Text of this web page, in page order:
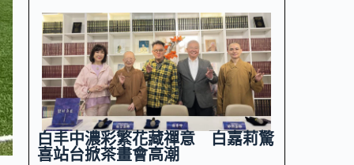
白丰中濃彩繁花藏禪意 白嘉莉驚
喜站台掀茶畫會高潮